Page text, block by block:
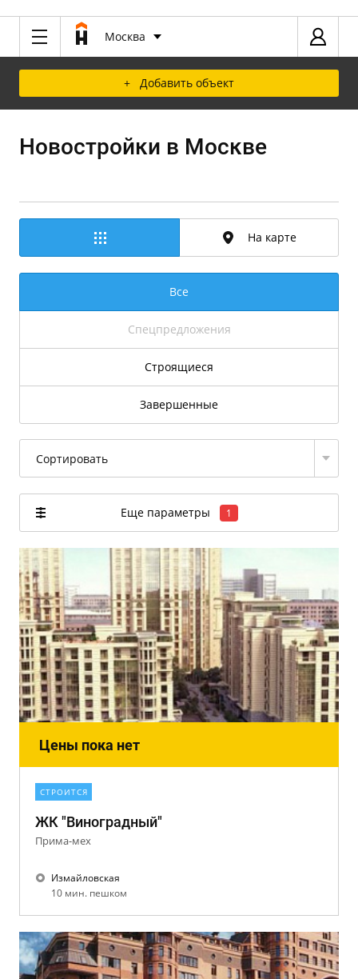
Москва
+ Добавить объект
Новостройки в Москве
На карте
Все
Спецпредложения
Строящиеся
Завершенные
Сортировать
Еще параметры 1
Цены пока нет
СТРОИТСЯ
ЖК "Виноградный"
Прима-мех
Измайловская
10 мин. пешком